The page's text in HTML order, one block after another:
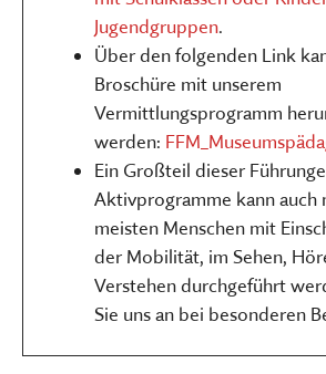
Jugendgruppen.
Über den folgenden Link
Broschüre mit unserem
Vermittlungsprogramm
werden:
Ein Großteil dieser
Aktivprogramme kann auch
meisten Menschen mit
der Mobilität, im Sehen,
Verstehen durchgeführt
Sie uns an bei besonderen